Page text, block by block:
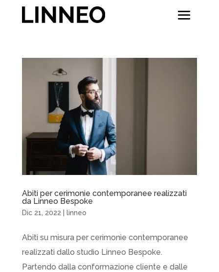
Abiti per cerimonie contemporanee realizzati
da Linneo Bespoke
Dic 21, 2022 linneo
Abiti su misura per cerimonie contemporanee
realizzati dallo studio Linneo Bespoke.
Partendo dalla conformazione cliente e dalle